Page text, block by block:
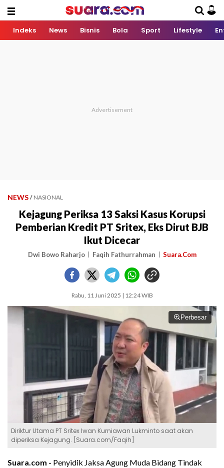
Indeks News Bisnis Bola Sport Lifestyle
NEWS / NASIONAL
Kejagung Periksa 13 Saksi Kasus Korupsi
Pemberian Kredit PT Sritex, Eks Dirut BJB
Ikut Dicecar
Dwi Bowo Raharjo Faqih Fathurrahman Suara.Com
Rabu, 11 Juni 2025 | 12:24 WIB
Perbesar
Diriktur Utama PT Sritex Iwan Kurniawan Lukminto saat akan
diperiksa Kejagung. [Suara.com/Faqih]
Suara.com - Penyidik Jaksa Agung Muda Bidang Tindak